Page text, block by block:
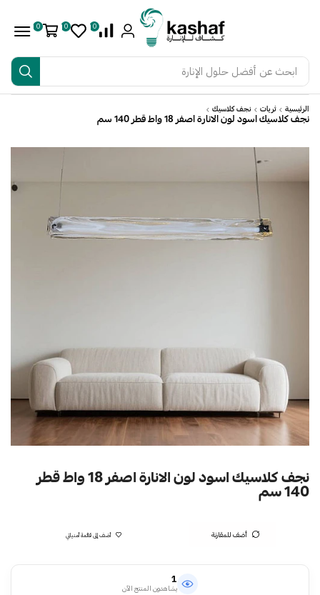
ابحث عن أفضل حلول الإنارة
0
0
0
الرئيسية ثريات نجف كلاسيك
نجف كلاسيك اسود لون الانارة اصفر 18 واط قطر 140 سم
نجف كلاسيك اسود لون الانارة اصفر 18 واط قطر
140 سم
أضف للمقارنة أضف إلى قائمة أمنياتي
1
يشاهدون المنتج الآن